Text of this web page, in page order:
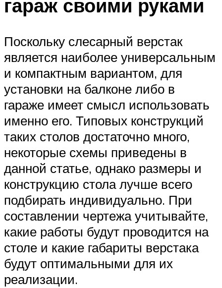
гараж своими руками
Поскольку слесарный верстак
является наиболее универсальным
и компактным вариантом, для
установки на балконе либо в
гараже имеет смысл использовать
именно его. Типовых конструкций
таких столов достаточно много,
некоторые схемы приведены в
данной статье, однако размеры и
конструкцию стола лучше всего
подбирать индивидуально. При
составлении чертежа учитывайте,
какие работы будут проводится на
столе и какие габариты верстака
будут оптимальными для их
реализации.